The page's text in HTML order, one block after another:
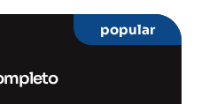
popular